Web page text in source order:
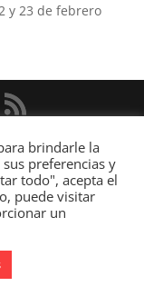
y 23 de febrero
brindarle la
preferencias y
todo", acepta el
puede visitar
un